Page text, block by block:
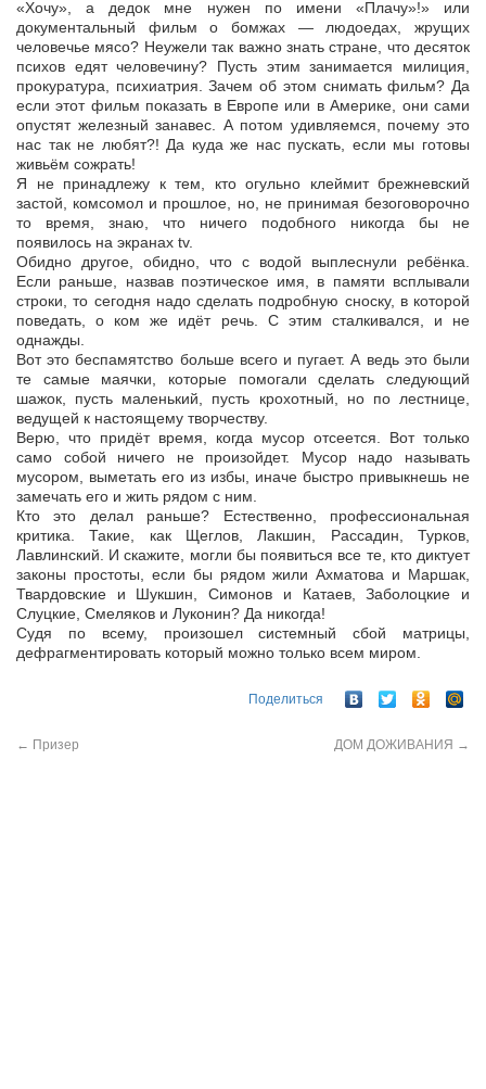
«Хочу», а дедок мне нужен по имени «Плачу»!» или
документальный фильм о бомжах — людоедах, жрущих
человечье мясо? Неужели так важно знать стране, что десяток
психов едят человечину? Пусть этим занимается милиция,
прокуратура, психиатрия. Зачем об этом снимать фильм? Да
если этот фильм показать в Европе или в Америке, они сами
опустят железный занавес. А потом удивляемся, почему это
нас так не любят?! Да куда же нас пускать, если мы готовы
живьём сожрать!
Я не принадлежу к тем, кто огульно клеймит брежневский
застой, комсомол и прошлое, но, не принимая безоговорочно
то время, знаю, что ничего подобного никогда бы не
появилось на экранах tv.
Обидно другое, обидно, что с водой выплеснули ребёнка.
Если раньше, назвав поэтическое имя, в памяти всплывали
строки, то сегодня надо сделать подробную сноску, в которой
поведать, о ком же идёт речь. С этим сталкивался, и не
однажды.
Вот это беспамятство больше всего и пугает. А ведь это были
те самые маячки, которые помогали сделать следующий
шажок, пусть маленький, пусть крохотный, но по лестнице,
ведущей к настоящему творчеству.
Верю, что придёт время, когда мусор отсеется. Вот только
само собой ничего не произойдет. Мусор надо называть
мусором, выметать его из избы, иначе быстро привыкнешь не
замечать его и жить рядом с ним.
Кто это делал раньше? Естественно, профессиональная
критика. Такие, как Щеглов, Лакшин, Рассадин, Турков,
Лавлинский. И скажите, могли бы появиться все те, кто диктует
законы простоты, если бы рядом жили Ахматова и Маршак,
Твардовские и Шукшин, Симонов и Катаев, Заболоцкие и
Слуцкие, Смеляков и Луконин? Да никогда!
Судя по всему, произошел системный сбой матрицы,
дефрагментировать который можно только всем миром.
Поделиться
← Призер ДОМ ДОЖИВАНИЯ →